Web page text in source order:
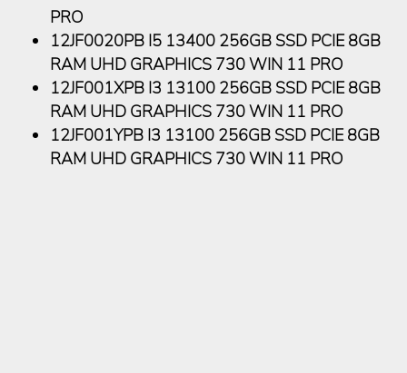
PRO
12JF0020PB I5 13400 256GB SSD PCIE 8GB
RAM UHD GRAPHICS 730 WIN 11 PRO
12JF001XPB I3 13100 256GB SSD PCIE 8GB
RAM UHD GRAPHICS 730 WIN 11 PRO
12JF001YPB I3 13100 256GB SSD PCIE 8GB
RAM UHD GRAPHICS 730 WIN 11 PRO